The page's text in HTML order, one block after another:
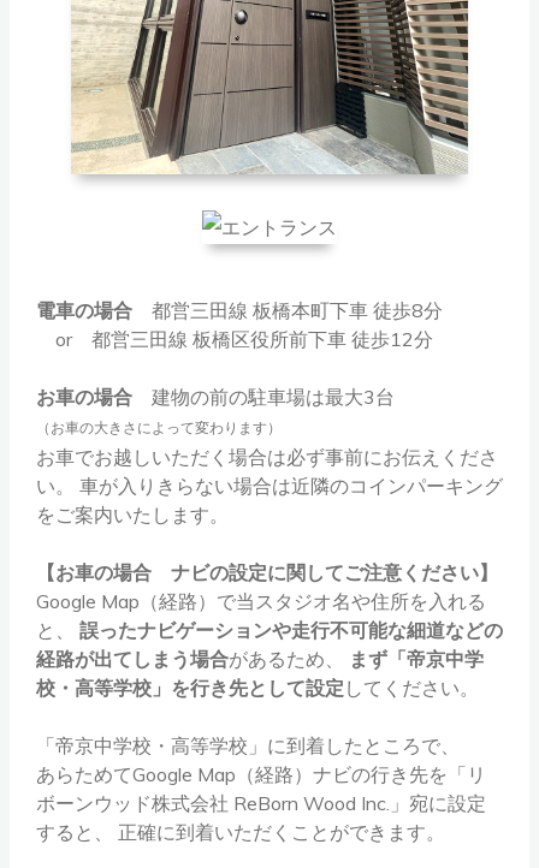
電車の場合
都営三田線 板橋本町下車 徒歩8分
or 都営三田線 板橋区役所前下車 徒歩12分
お車の場合建物の前の駐車場は最大3台
（お車の大きさによって変わります）
お車でお越しいただく場合は必ず事前にお伝えくださ
い。
車が入りきらない場合は近隣のコインパーキング
をご案内いたします。
【お車の場合 ナビの設定に関してご注意ください】
Google Map（経路）で当スタジオ名や住所を入れる
と、
誤ったナビゲーションや走行不可能な細道などの
経路が出てしまう場合があるため、
まず「帝京中学
校・高等学校」を行き先として設定 してください。
「帝京中学校・高等学校」に到着したところで、
あらためてGoogle Map（経路）ナビの行き先を「リ
ボーンウッド株式会社 ReBorn Wood Inc.」宛に設定
すると、
正確に到着いただくことができます。